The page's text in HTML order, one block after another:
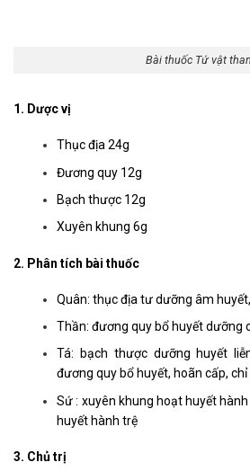
Bài thuốc Tứ vật
1. Dược vị
Thục địa 24g
Đương quy 12g
Bạch thược 12g
Xuyên khung 6g
2. Phân tích bài thuốc
Quân: thục địa tư dưỡng âm
Thần: đương quy bổ huyết dưỡng
Tá: bạch thược dưỡng huyết
đương quy bổ huyết, hoãn cấp, chỉ
Sứ : xuyên khung hoạt huyết
huyết hành trệ
3. Chủ trị